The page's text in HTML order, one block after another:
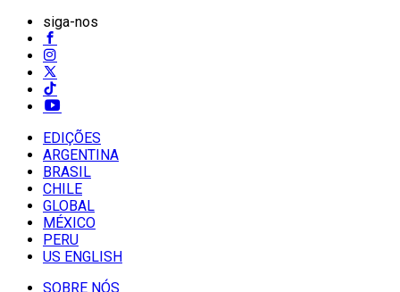
siga-nos
EDIÇÕES
ARGENTINA
BRASIL
CHILE
GLOBAL
MÉXICO
PERU
US ENGLISH
SOBRE NÓS